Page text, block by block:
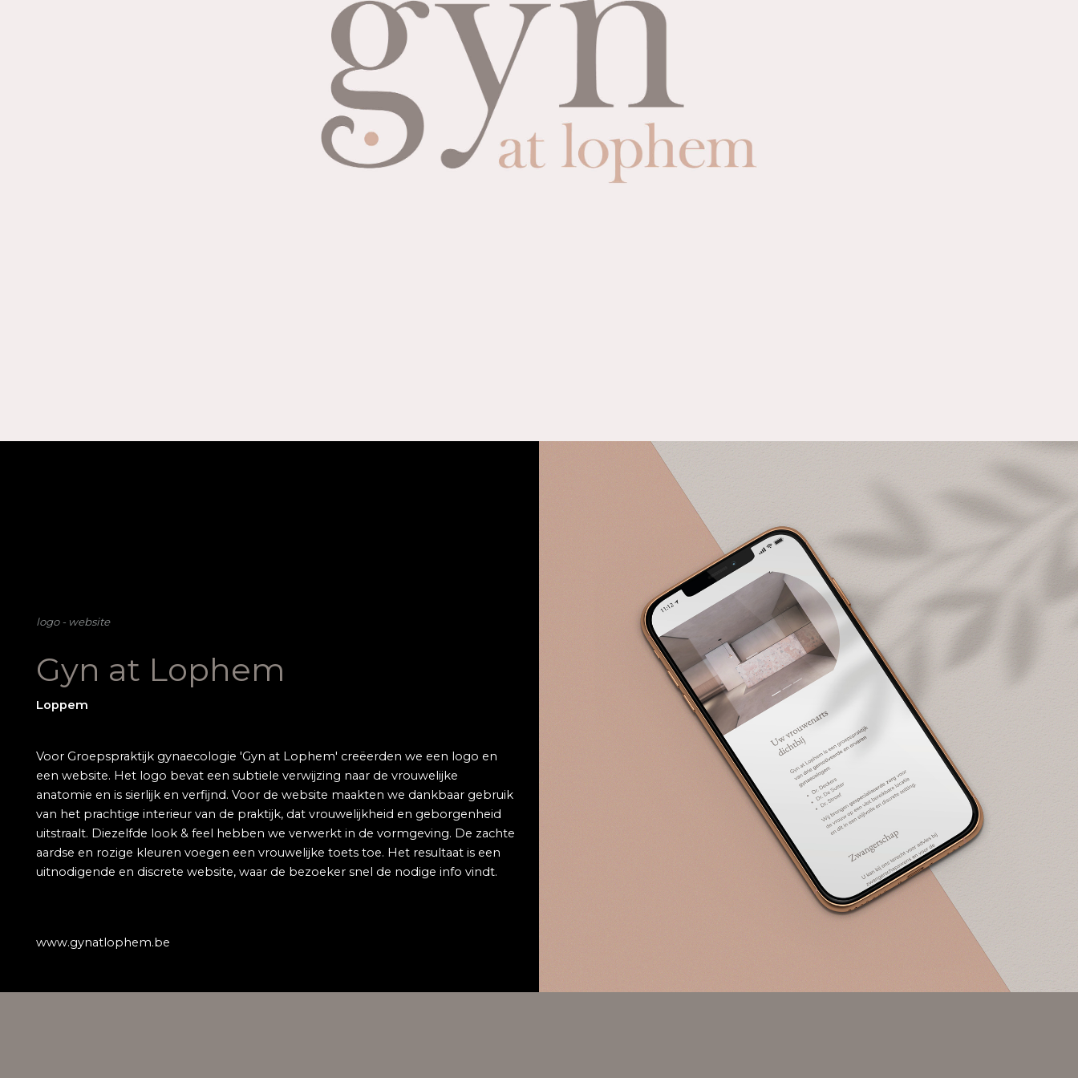
advies
Ons
Blog
Contact
logo - website
Gyn at Lophem
Loppem
Voor Groepspraktijk gynaecologie 'Gyn at Lophem' creëerden we een logo en
een website. Het logo bevat een subtiele verwijzing naar de vrouwelijke
anatomie en is sierlijk en verfijnd. Voor de website maakten we dankbaar gebruik
van het prachtige interieur van de praktijk, dat vrouwelijkheid en geborgenheid
uitstraalt. Diezelfde look & feel hebben we verwerkt in de vormgeving. De zachte
aardse en rozige kleuren voegen een vrouwelijke toets toe. Het resultaat is een
uitnodigende en discrete website, waar de bezoeker snel de nodige info vindt.
www.gynatlophem.be